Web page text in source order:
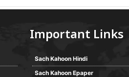
Important Links
Sach Kahoon Hindi
Sach Kahoon Epaper